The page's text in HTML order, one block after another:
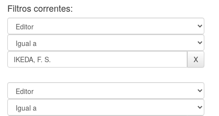
Filtros correntes: